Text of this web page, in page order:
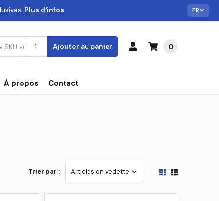
Plus d'infos FR
Ajouter au panier 0
À propos Contact
Trier par :